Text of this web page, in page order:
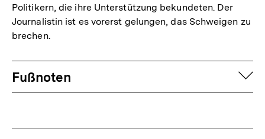
Politikern, die ihre Unterstützung bekundeten. Der
Journalistin ist es vorerst gelungen, das Schweigen zu
brechen.
Fussnoten
Fußnoten